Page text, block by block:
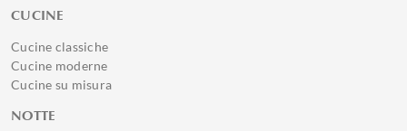
CUCINE
Cucine classiche
Cucine moderne
Cucine su misura
NOTTE